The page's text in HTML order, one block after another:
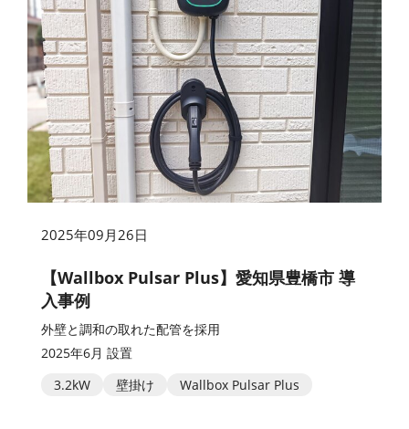
2025年09月26日
【Wallbox Pulsar Plus】愛知県豊橋市 導
入事例
外壁と調和の取れた配管を採用
2025年6月 設置
3.2kW
壁掛け Wallbox Pulsar Plus